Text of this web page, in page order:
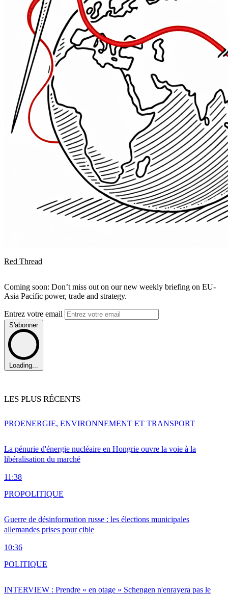
Red Thread
Coming soon: Don’t miss out on our new weekly briefing on EU-
Asia Pacific power, trade and strategy.
Entrez votre email
S'abonner
Loading...
LES PLUS RÉCENTS
La pénurie d'énergie nucléaire en Hongrie ouvre la voie à la
libéralisation du marché
11:38
PROENERGIE, ENVIRONNEMENT ET TRANSPORT
Guerre de désinformation russe : les élections municipales
allemandes prises pour cible
10:36
PROPOLITIQUE
INTERVIEW : Prendre « en otage » Schengen n'enrayera pas le
POLITIQUE